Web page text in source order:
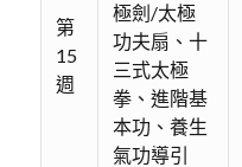
第
15
週
極劍/太極
功夫扇、十
三式太極
拳、進階基
本功、養生
氣功導引